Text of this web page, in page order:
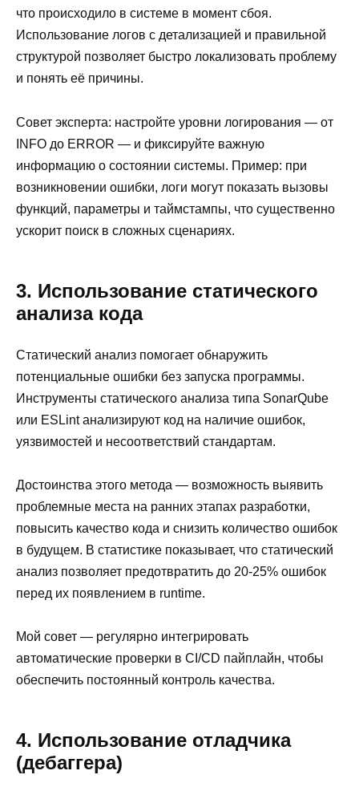
что происходило в системе в момент сбоя.
Использование логов с детализацией и правильной
структурой позволяет быстро локализовать проблему
и понять её причины.
Совет эксперта: настройте уровни логирования — от
INFO до ERROR — и фиксируйте важную
информацию о состоянии системы. Пример: при
возникновении ошибки, логи могут показать вызовы
функций, параметры и таймстампы, что существенно
ускорит поиск в сложных сценариях.
3. Использование статического
анализа кода
Статический анализ помогает обнаружить
потенциальные ошибки без запуска программы.
Инструменты статического анализа типа SonarQube
или ESLint анализируют код на наличие ошибок,
уязвимостей и несоответствий стандартам.
Достоинства этого метода — возможность выявить
проблемные места на ранних этапах разработки,
повысить качество кода и снизить количество ошибок
в будущем. В статистике показывает, что статический
анализ позволяет предотвратить до 20-25% ошибок
перед их появлением в runtime.
Мой совет — регулярно интегрировать
автоматические проверки в CI/CD пайплайн, чтобы
обеспечить постоянный контроль качества.
4. Использование отладчика
(дебаггера)